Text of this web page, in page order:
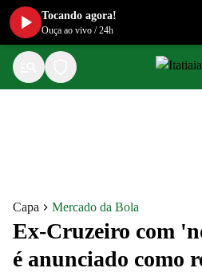
Capa Mercado da Bola
Ex-Cruzeiro com
é anunciado como
Tocando agora!
Ouça ao vivo /24h